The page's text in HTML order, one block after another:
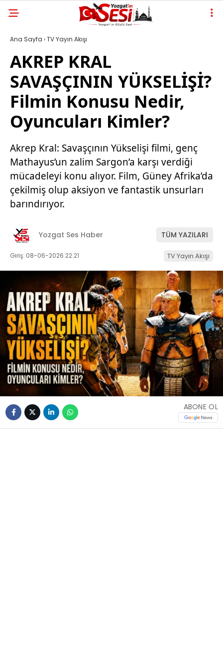
Ana Sayfa ›TV Yayın Akışı
AKREP KRAL
SAVAŞÇININ YÜKSELİŞİ?
Filmin Konusu Nedir,
Oyuncuları Kimler?
Akrep Kral: Savaşçının Yükselişi filmi, genç
Mathayus’un zalim Sargon’a karşı verdiği
mücadeleyi konu alıyor. Film, Güney Afrika’da
çekilmiş olup aksiyon ve fantastik unsurları
barındırıyor.
Yozgat Ses Haber TÜM YAZILARI
Giriş: 08-06-2026 22:21 TV Yayın Akışı
ABONE OL